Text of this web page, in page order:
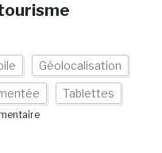
Géolocalisation
Tablettes